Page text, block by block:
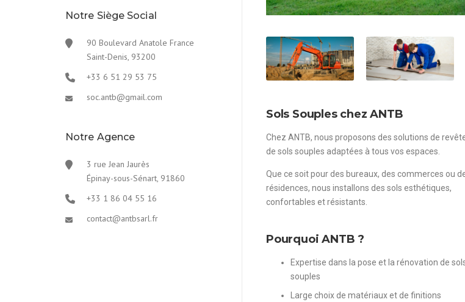
Sols Souples chez ANTB
Chez ANTB, nous proposons des solutions de
de sols souples adaptées à tous vos espaces.
Que ce soit pour des bureaux, des commerces ou
résidences, nous installons des sols esthétiques,
confortables et résistants.
Pourquoi ANTB ?
Expertise dans la pose et la rénovation de
souples
Large choix de matériaux et de finitions
Notre Siège Social
90 Boulevard Anatole France
Saint-Denis, 93200
+33 6 51 29 53 75
soc.antb@gmail.com
Notre Agence
3 rue Jean Jaurès
Épinay-sous-Sénart, 91860
+33 1 86 04 55 16
contact@antbsarl.fr